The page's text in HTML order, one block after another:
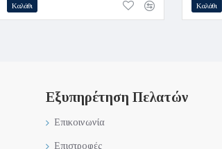
Καλάθι Καλάθι
Εξυπηρέτηση Πελατών
Επικοινωνία
Επιστροφές